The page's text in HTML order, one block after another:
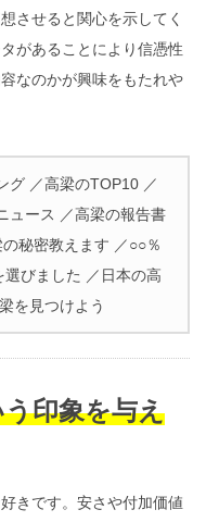
させると関心を示してく
があることにより信憑性
なのかが興味をもたれや
グ ／高梁のTOP10 ／
ュース ／高梁の報告書
秘密教えます ／○○％
びました ／日本の高
を見つけよう
印象を与え
きです。安さや付加価値